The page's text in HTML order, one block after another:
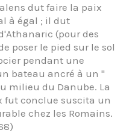
dut faire la paix
à égal ; il dut
(pour des
poser le pied sur le sol
pendant une
bateau ancré à un "
milieu du Danube. La
fut conclue suscita un
chez les Romains.